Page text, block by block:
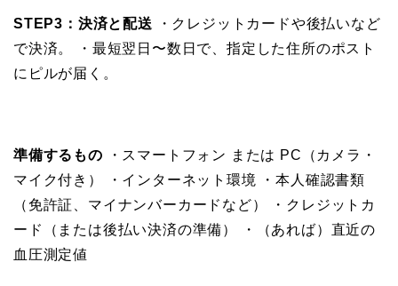
STEP3：決済と配送
・クレジットカードや後払いなど
で決済。 ・最短翌日〜数日で、指定した住所のポスト
にピルが届く。
準備するもの ・スマートフォン または PC（カメラ・
マイク付き） ・インターネット環境 ・本人確認書類
（免許証、マイナンバーカードなど） ・クレジットカ
ード（または後払い決済の準備） ・（あれば）直近の
血圧測定値